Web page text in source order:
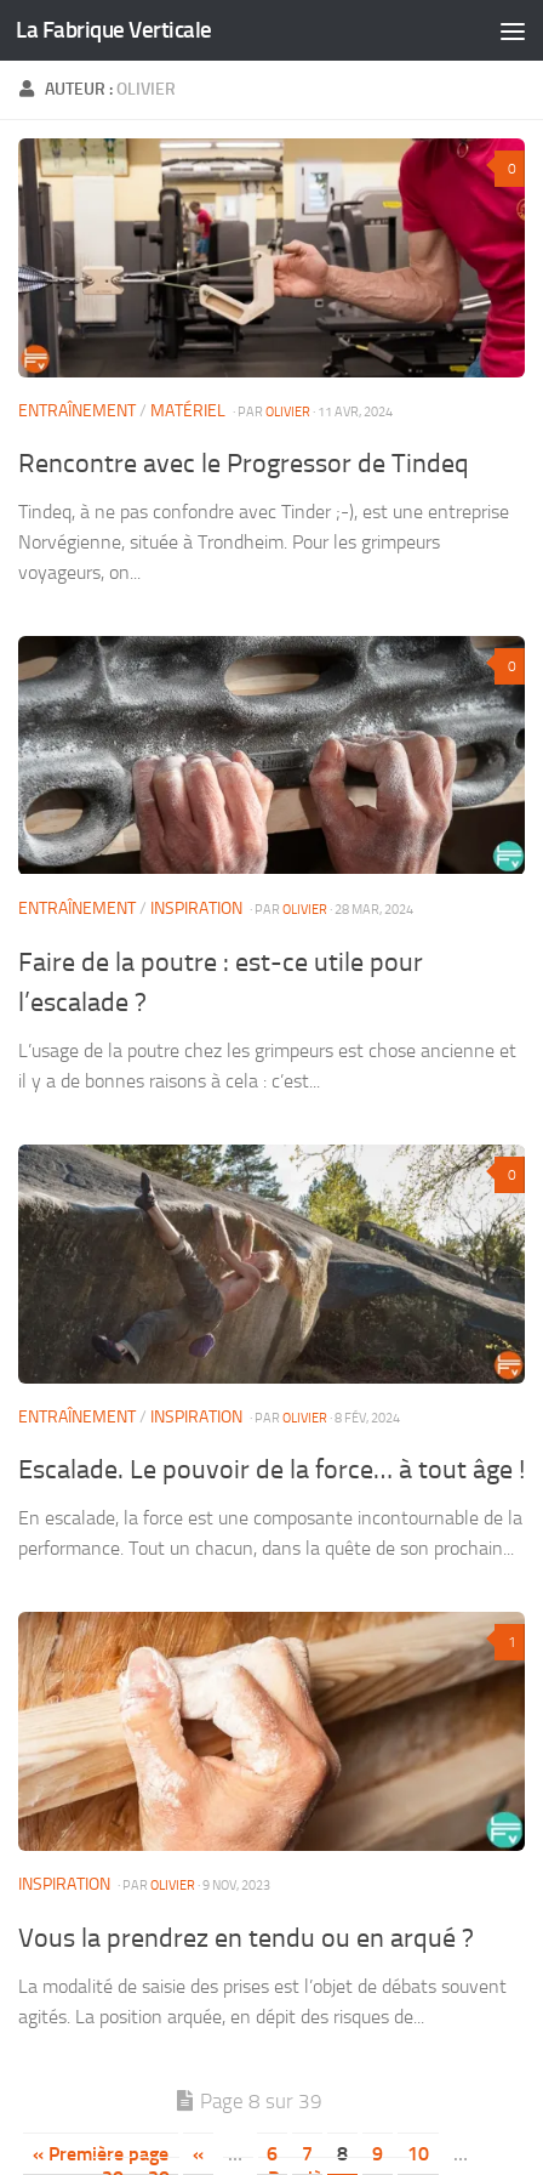
Skip to content
La Fabrique Verticale
AUTEUR :OLIVIER
0
ENTRAÎNEMENT/ MATÉRIEL · PAR OLIVIER · 11 AVR, 2024
Rencontre avec le Progressor de Tindeq
Tindeq, à ne pas confondre avec Tinder ;-), est une entreprise
Norvégienne, située à Trondheim. Pour les grimpeurs
voyageurs, on...
0
ENTRAÎNEMENT/ INSPIRATION · PAR OLIVIER · 28 MAR, 2024
Faire de la poutre : est-ce utile pour
l’escalade ?
L’usage de la poutre chez les grimpeurs est chose ancienne et
il y a de bonnes raisons à cela : c’est...
0
ENTRAÎNEMENT/ INSPIRATION · PAR OLIVIER · 8 FÉV, 2024
Escalade. Le pouvoir de la force… à tout âge !
En escalade, la force est une composante incontournable de la
performance. Tout un chacun, dans la quête de son prochain...
1
INSPIRATION · PAR OLIVIER · 9 NOV, 2023
Vous la prendrez en tendu ou en arqué ?
La modalité de saisie des prises est l’objet de débats souvent
agités. La position arquée, en dépit des risques de...
Page 8 sur 39
« Première page « … 6 7 8 9 10
…